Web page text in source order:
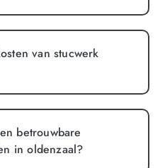
van stucwerk
betrouwbare
in oldenzaal?